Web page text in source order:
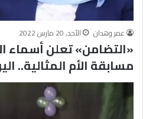
عمر وهدان
الأحد, 20 مارس 2022
«التضامن» تعلن أسماء
مسابقة الأم المثالية..